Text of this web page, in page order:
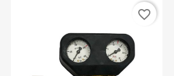
favorite_border